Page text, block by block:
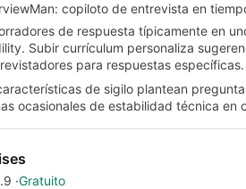
copiloto de entrevista en
de respuesta típicamente en
Subir currículum personaliza
para respuestas específicas.
de sigilo plantean
ocasionales de estabilidad técnica
Gratuito